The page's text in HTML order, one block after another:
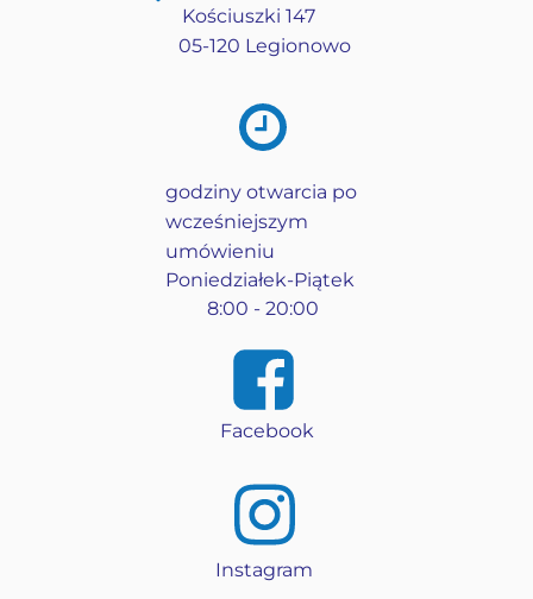
Facebook
Poniedziałek-Piątek
8:00 - 20:00
godziny otwarcia po
wcześniejszym
umówieniu
Instagram
05-120 Legionowo
Kościuszki 147